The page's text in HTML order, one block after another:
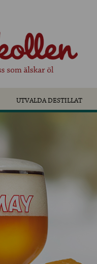
UTVALDA DESTILLAT